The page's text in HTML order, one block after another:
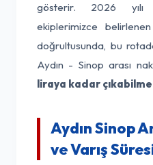
gösterir. 2026 yılı
ekiplerimizce
doğrultusunda, bu
Aydın - Sinop arası
liraya kadar
Aydın Sinop
ve Varış